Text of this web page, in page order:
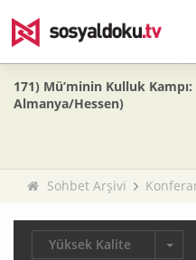
171) Mü’minin Kulluk
Almanya/Hessen)
Sohbet Arşivi
Yüksek Kalite